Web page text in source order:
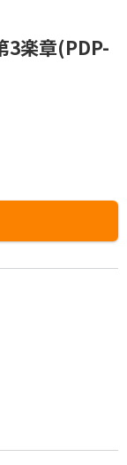
3楽章(PDP-